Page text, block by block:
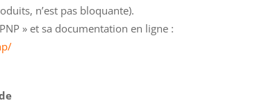
n’est pas bloquante).
» et sa documentation en ligne :